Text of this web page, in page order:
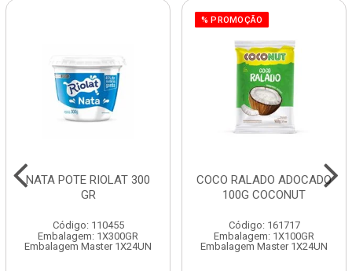
NATA POTE RIOLAT 300
GR
Código: 110455
Embalagem: 1X300GR
Embalagem Master 1X24UN
% PROMOÇÃO
COCO RALADO ADOCADO
100G COCONUT
Código: 161717
Embalagem: 1X100GR
Embalagem Master 1X24UN